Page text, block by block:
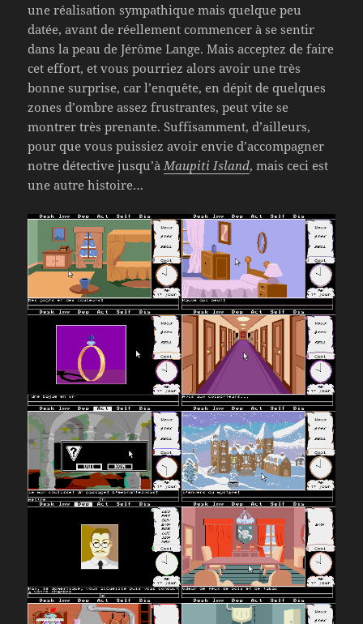
une réalisation sympathique mais quelque peu
datée, avant de réellement commencer à se sentir
dans la peau de Jérôme Lange. Mais acceptez de faire
cet effort, et vous pourriez alors avoir une très
bonne surprise, car l’enquête, en dépit de quelques
zones d’ombre assez frustrantes, peut vite se
montrer très prenante. Suffisamment, d’ailleurs,
pour que vous puissiez avoir envie d’accompagner
notre détective jusqu’à Maupiti Island, mais ceci est
une autre histoire…